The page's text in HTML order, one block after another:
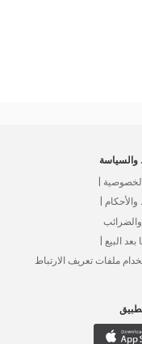
|
|
البيع |
ملفات تعريف الارتباط